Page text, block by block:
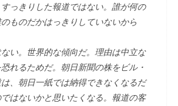
っきりした報道ではない。誰が何の
ものだかはっきりしていないから
い。世界的な傾向だ。理由は中立な
れるためだ。朝日新聞の株をビル・
、朝日一紙では納得できなくなるだ
はないかと思いたくなる。報道の客